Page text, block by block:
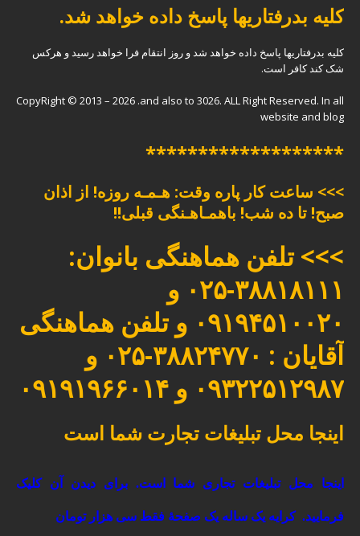
کلیه بدرفتاریها پاسخ داده خواهد شد.
کلیه بدرفتاریها پاسخ داده خواهد شد و روز انتقام فرا خواهد رسید و هرکس
شک کند کافر است.
CopyRight © 2013 – 2026 .and also to 3026. ALL Right Reserved. In all
website and blog
*******************
>>> ساعت کار پاره وقت: هـمـه روزه! از اذان
صبح! تا ده شب! باهمـاهـنگی قبلی!!
>>> تلفن هماهنگی بانوان:
۳۸۸۱۸۱۱۱-۰۲۵ و
۰۹۱۹۴۵۱۰۰۲۰ و تلفن هماهنگی
آقایان : ۳۸۸۲۴۷۷۰-۰۲۵ و
۰۹۳۲۲۵۱۲۹۸۷ و ۰۹۱۹۱۹۶۶۰۱۴
اینجا محل تبلیغات تجارت شما است
اینجا محل تبلیغات تجاری شما است. برای دیدن آن کلیک
فرمایید. کرایه یک ساله یک صفحۀ فقط سی هزار تومان